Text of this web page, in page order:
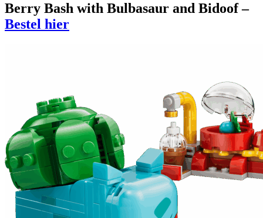
Berry Bash with Bulbasaur and Bidoof –
Bestel hier